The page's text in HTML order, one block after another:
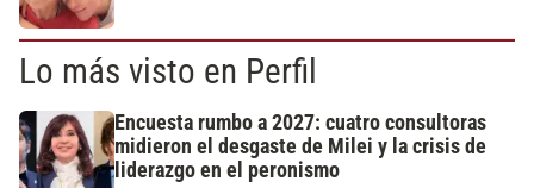
Lo más visto en Perfil
Encuesta rumbo a 2027: cuatro consultoras
midieron el desgaste de Milei y la crisis de
liderazgo en el peronismo